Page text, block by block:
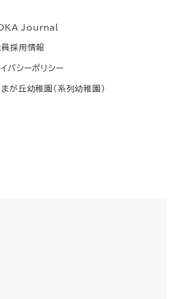
Journal
採用情報
バシーポリシー
まが丘幼稚園(系列幼稚園)